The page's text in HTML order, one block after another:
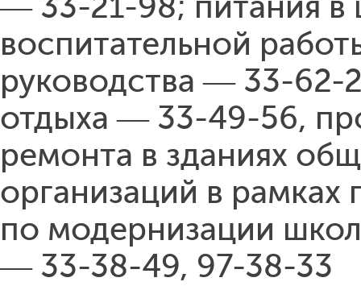
воспитательной
руководства — 33-62-
отдыха — 33-49-56,
ремонта в зданиях
организаций в
по модернизации
— 33-38-49, 97-38-33